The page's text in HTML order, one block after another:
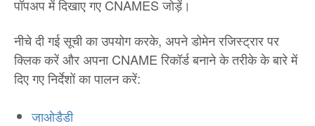
पॉपअप में दिखाए गए CNAMES जोड़ें।
नीचे दी गई सूची का उपयोग करके, अपने डोमेन रजिस्ट्रार पर
क्लिक करें और अपना CNAME रिकॉर्ड बनाने के तरीके के बारे में
दिए गए निर्देशों का पालन करें:
जाओडैडी